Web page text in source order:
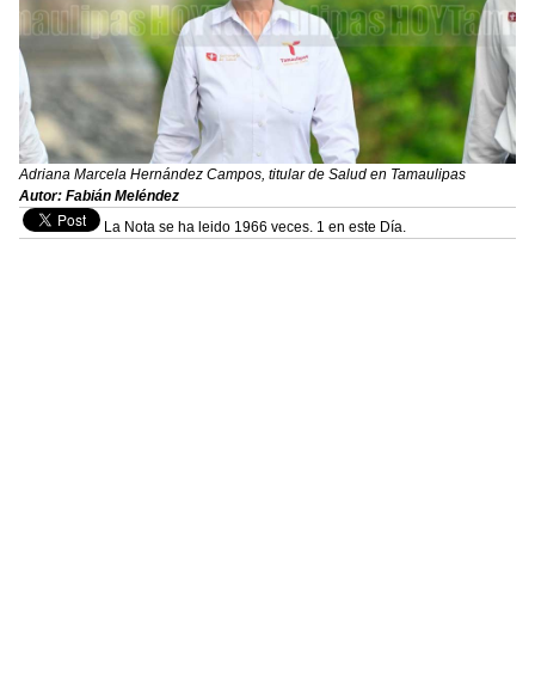
Adriana Marcela Hernández Campos, titular de Salud en Tamaulipas
Autor: Fabián Meléndez
La Nota se ha leido 1966 veces. 1 en este Día.